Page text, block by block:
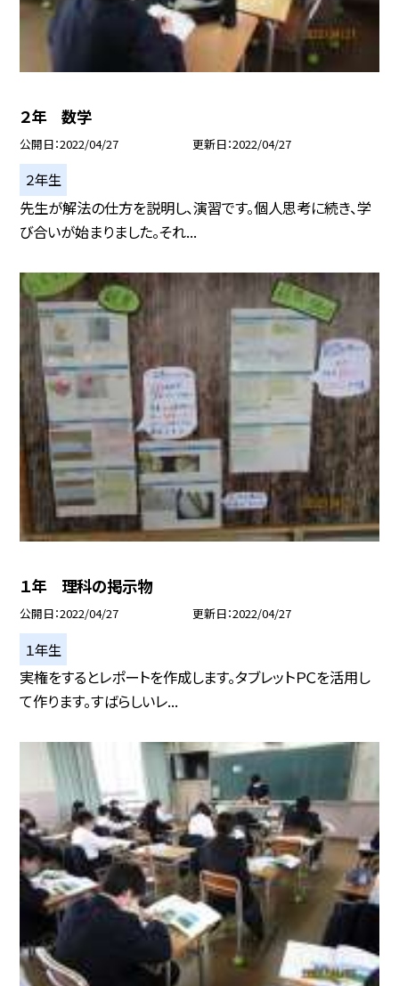
２年 数学
公開日 2022/04/27 更新日 2022/04/27
２年生
先生が解法の仕方を説明し、演習です。個人思考に続き、学
び合いが始まりました。それ...
１年 理科の掲示物
公開日 2022/04/27 更新日 2022/04/27
１年生
実権をするとレポートを作成します。タブレットＰＣを活用し
て作ります。すばらしいレ...